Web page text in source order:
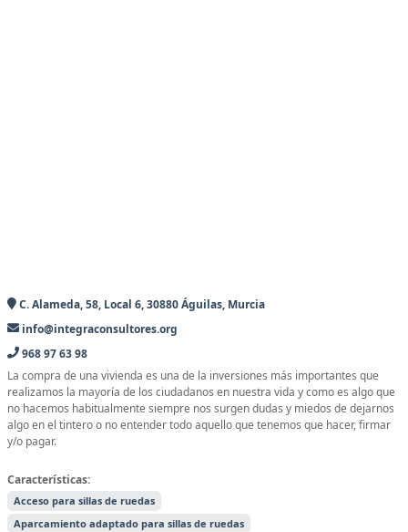
C. Alameda, 58, Local 6, 30880 Águilas, Murcia
info@integraconsultores.org
968 97 63 98
La compra de una vivienda es una de la inversiones más importantes que
realizamos la mayoría de los ciudadanos en nuestra vida y como es algo que
no hacemos habitualmente siempre nos surgen dudas y miedos de dejarnos
algo en el tintero o no entender todo aquello que tenemos que hacer, firmar
y/o pagar.
Características:
Acceso para sillas de ruedas
Aparcamiento adaptado para sillas de ruedas